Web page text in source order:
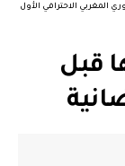
المغربي الاحترافي الأول
قبل